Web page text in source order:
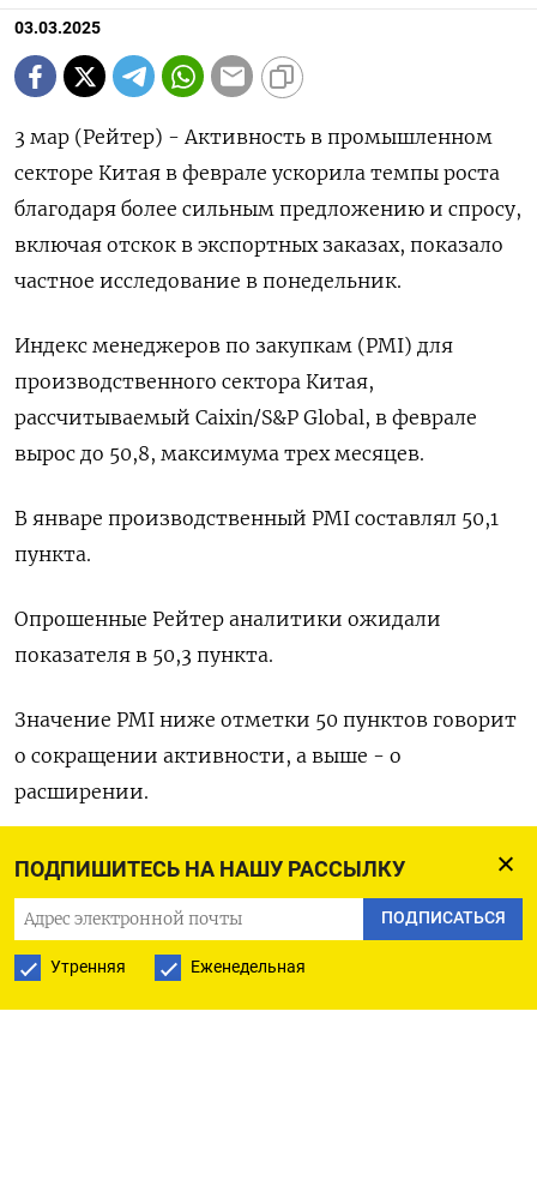
ПОДПИШИТЕСЬ НА НАШУ РАССЫЛКУ
ПОДПИСАТЬСЯ
Утренняя Еженедельная
03.03.2025
3 мар (Рейтер) - Активность в промышленном
секторе Китая в феврале ускорила темпы роста
благодаря более сильным предложению и спросу,
включая отскок в экспортных заказах, показало
частное исследование в понедельник.
Индекс менеджеров по закупкам (PMI) для
производственного сектора Китая,
рассчитываемый Сaixin/S&P Global, в феврале
вырос до 50,8, максимума трех месяцев.
В январе производственный PMI составлял 50,1
пункта.
Опрошенные Рейтер аналитики ожидали
показателя в 50,3 пункта.
Значение PMI ниже отметки 50 пунктов говорит
о сокращении активности, а выше - о
расширении.
Оригинал сообщения на английском языке
доступен по коду:
(Лянпин Гао и Райан Ву)